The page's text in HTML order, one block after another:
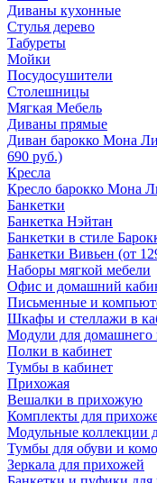
Диваны кухонные
Стулья дерево
Табуреты
Мойки
Посудосушители
Столешницы
Мягкая Мебель
Диваны прямые
Диван барокко Мона
690 руб.)
Кресла
Кресло барокко Мона
Банкетки
Банкетка Нэйтан
Банкетки в стиле
Банкетки Вивьен (от
Наборы мягкой мебели
Офис и домашний
Письменные и
Шкафы и стеллажи в
Модули для домашнего
Полки в кабинет
Тумбы в кабинет
Прихожая
Вешалки в прихожую
Комплекты для
Модульные коллекции
Тумбы для обуви и
Зеркала для прихожей